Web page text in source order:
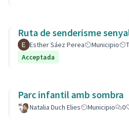
Ruta de senderisme
Esther Sáez Perea Municipio
Acceptada
Parc infantil amb sombra
Natalia Duch Elies Municipio 0